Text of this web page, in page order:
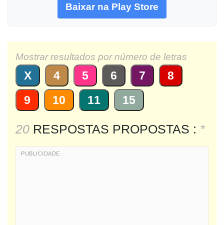
Baixar na Play Store
Mostrar resultados por número de letras
X 4 5 6 7
8
9
10 11 15
20 RESPOSTAS PROPOSTAS : *